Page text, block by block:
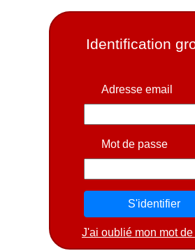
Identification
Adresse email
Mot de passe
J'ai oublié mon mot